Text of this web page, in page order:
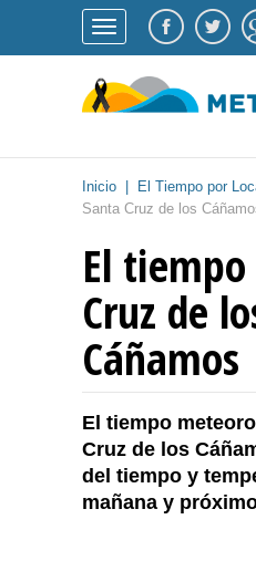
Inicio El Tiempo por
Santa Cruz de los
El
Cruz de
Cáñamos
El tiempo
Cruz de los
del tiempo y
mañana y